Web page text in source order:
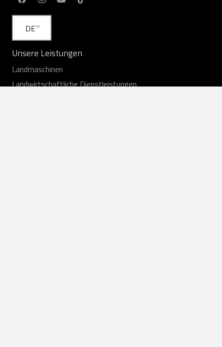
DE
Unsere Leistungen
Landmaschinen
Landwirtschaftliche Dienstleistungen